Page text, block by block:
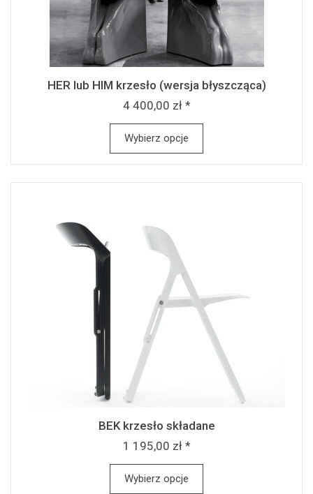
HER lub HIM krzesło (wersja błyszcząca)
4 400,00 zł *
Wybierz opcje
BEK krzesło składane
1 195,00 zł *
Wybierz opcje